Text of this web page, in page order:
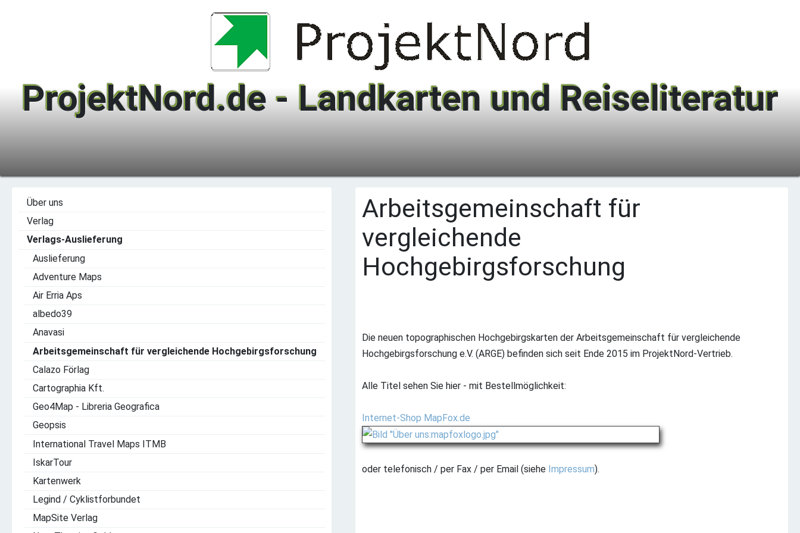
ProjektNord.de - Landkarten und Reiseliteratur
Über uns
Verlag
Verlags-Auslieferung
Auslieferung
Adventure Maps
Air Erria Aps
albedo39
Anavasi
Arbeitsgemeinschaft für vergleichende Hochgebirgsforschung
Calazo Förlag
Cartographia Kft.
Geo4Map - Libreria Geografica
Geopsis
International Travel Maps ITMB
IskarTour
Kartenwerk
Legind / Cyklistforbundet
MapSite Verlag
Arbeitsgemeinschaft für
vergleichende
Hochgebirgsforschung
Die neuen topographischen Hochgebirgskarten der Arbeitsgemeinschaft für vergleichende
Hochgebirgsforschung e.V. (ARGE) befinden sich seit Ende 2015 im ProjektNord-Vertrieb.
Alle Titel sehen Sie hier - mit Bestellmöglichkeit:
Internet-Shop MapFox.de
oder telefonisch / per Fax / per Email (siehe Impressum).